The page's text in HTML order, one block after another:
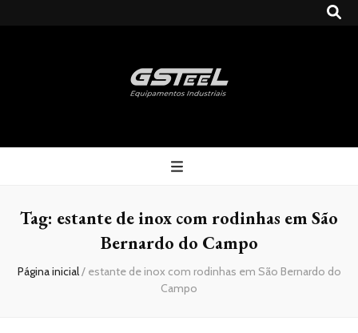
Gsteel
Tag: estante de inox com rodinhas em São
Bernardo do Campo
Página inicial/ estante de inox com rodinhas em São Bernardo do
Campo